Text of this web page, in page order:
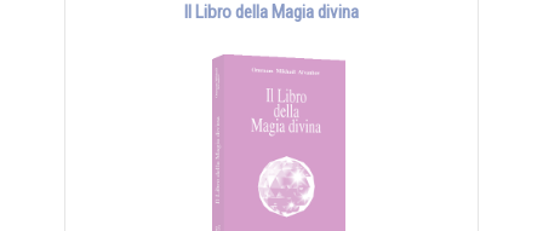
Il Libro della Magia divina